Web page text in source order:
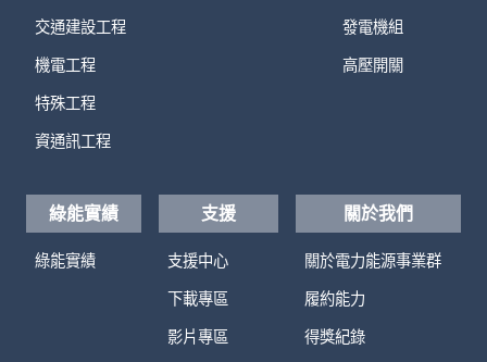
交通建設工程
機電工程
特殊工程
資通訊工程
發電機組
高壓開關
綠能實績
綠能實績
支援
支援中心
下載專區
影片專區
關於我們
關於電力能源事業群
履約能力
得獎紀錄